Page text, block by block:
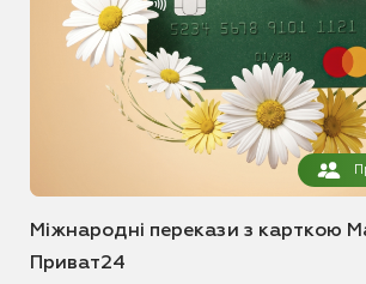
Міжнародні перекази з карткою
Приват24